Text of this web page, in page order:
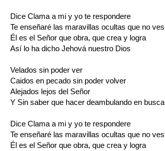
Dice Clama a mi y yo te respondere
Te enseñaré las maravillas ocultas que no ves
Él es el Señor que obra, que crea y logra
Así lo ha dicho Jehová nuestro Dios
Velados sin poder ver
Caidos en pecado sin poder volver
Alejados lejos del Señor
Y Sin saber que hacer deambulando en
Dice Clama a mi y yo te respondere
Te enseñaré las maravillas ocultas que no ves
Él es el Señor que obra, que crea y logra